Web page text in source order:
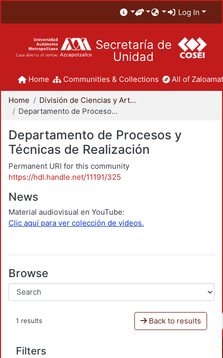
Log In
Secretaría de
Unidad
Home Communities & Collections All of
Home
División de Ciencias y Artes para el Diseño
Departamento de Procesos y Técnicas de Realización
Departamento de Procesos y
Técnicas de Realización
Permanent URI for this community
https://hdl.handle.net/11191/325
News
Material audiovisual en YouTube:
Clic aquí para ver colección de videos.
Browse
1 results Back to results
Filters